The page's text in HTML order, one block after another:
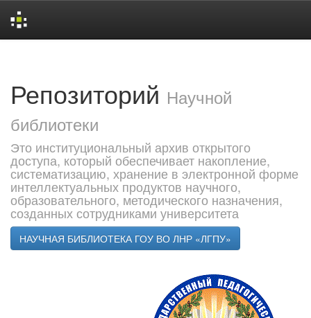
Репозиторий Научной
библиотеки
Это институциональный архив открытого
доступа, который обеспечивает накопление,
систематизацию, хранение в электронной форме
интеллектуальных продуктов научного,
образовательного, методического назначения,
созданных сотрудниками университета
НАУЧНАЯ БИБЛИОТЕКА ГОУ ВО ЛНР «ЛГПУ»